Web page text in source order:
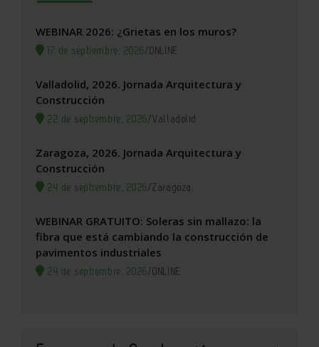
WEBINAR 2026: ¿Grietas en los muros?
17 de septiembre, 2026/ONLINE
Valladolid, 2026. Jornada Arquitectura y
Construcción
22 de septiembre, 2026/Valladolid
Zaragoza, 2026. Jornada Arquitectura y
Construcción
24 de septiembre, 2026/Zaragoza
WEBINAR GRATUITO: Soleras sin mallazo: la
fibra que está cambiando la construcción de
pavimentos industriales
24 de septiembre, 2026/ONLINE